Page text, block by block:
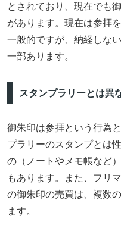
とされており、現在でも
があります。現在は参拝
一般的ですが、納経しな
一部あります。
スタンプラリーとは異
御朱印は参拝という行為
プラリーのスタンプとは
の（ノートやメモ帳など
もあります。また、フリ
の御朱印の売買は、複数
ます。